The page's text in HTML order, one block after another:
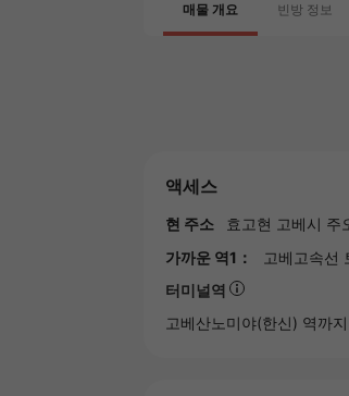
매물 개요 빈방 정보
액세스
현 주소 효고현 고베시 주
가까운 역1：
고베고속선
터미널역
고베산노미야(한신) 역까